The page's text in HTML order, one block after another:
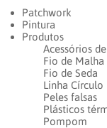
Patchwork
Pintura
Produtos
Acessórios
Fio de Malha
Fio de Seda
Linha
Peles falsas
Plásticos
Pompom